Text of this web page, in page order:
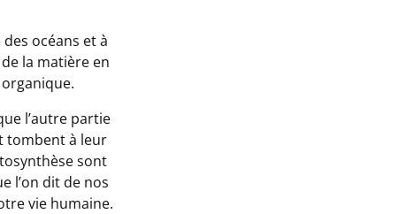
océans et à
la matière en
l’autre partie
tombent à leur
sont
l’on dit de nos
vie humaine.